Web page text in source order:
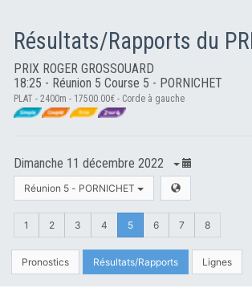
PRIX ROGER GROSSOUARD
18:25 - Réunion 5 Course 5 - PORNICHET
PLAT - 2400m - 17500.00€ - Corde à gauche
Dimanche 11 décembre 2022
Réunion 5 - PORNICHET
1 2 3 4 5 6 7 8
Pronostics Résultats/Rapports Lignes